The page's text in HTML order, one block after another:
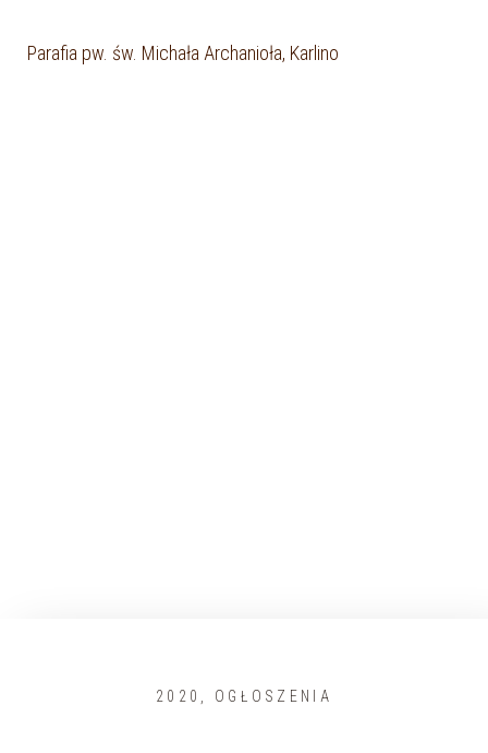
Parafia pw. św. Michała Archanioła, Karlino
2020 OGŁOSZENIA